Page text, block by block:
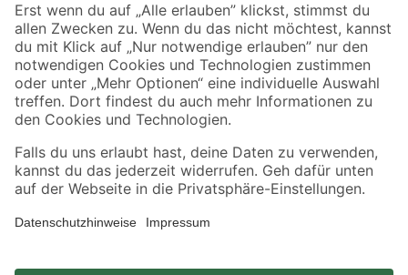
Jetzt die toom-App herunterladen
Alle Preisangaben in EUR inkl. gesetzl. MwSt.. Die dargestellten Angebote sind unter
Umständen nicht in allen Märkten verfügbar. Die angegebenen Verfügbarkeiten beziehen
sich auf den unter "Mein Markt" ausgewählten toom Baumarkt. Alle Angebote und
*Paketversand ab 59 € versandkostenfrei, gilt nicht für Artikel mit Speditionsversand, hier
fallen zusätzliche Versandkosten an.